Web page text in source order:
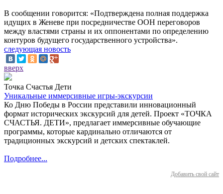
В сообщении говорится: «Подтверждена полная поддержка
идущих в Женеве при посредничестве ООН переговоров
между властями страны и их оппонентами по определению
контуров будущего государственного устройства».
следующая новость
вверх
Точка Счастья Дети
Уникальные иммерсивные игры-экскурсии
Ко Дню Победы в России представили инновационный
формат исторических экскурсий для детей. Проект «ТОЧКА
СЧАСТЬЯ. ДЕТИ», предлагает иммерсивные обучающие
программы, которые кардинально отличаются от
традиционных экскурсий и детских спектаклей.
Подробнее...
Добавить свой сайт